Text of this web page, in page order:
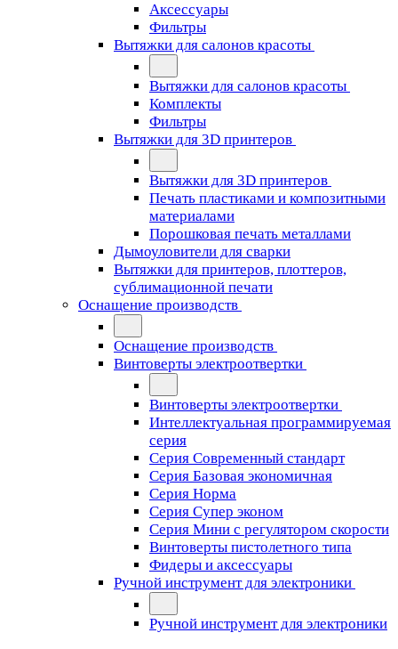
Аксессуары
Фильтры
Вытяжки для салонов красоты
Вытяжки для салонов красоты
Комплекты
Фильтры
Вытяжки для 3D принтеров
Вытяжки для 3D принтеров
Печать пластиками и композитными
материалами
Порошковая печать металлами
Дымоуловители для сварки
Вытяжки для принтеров, плоттеров,
сублимационной печати
Оснащение производств
Оснащение производств
Винтоверты электроотвертки
Винтоверты электроотвертки
Интеллектуальная программируемая
серия
Серия Современный стандарт
Серия Базовая экономичная
Серия Норма
Серия Cупер эконом
Серия Мини с регулятором скорости
Винтоверты пистолетного типа
Фидеры и аксессуары
Ручной инструмент для электроники
Ручной инструмент для электроники